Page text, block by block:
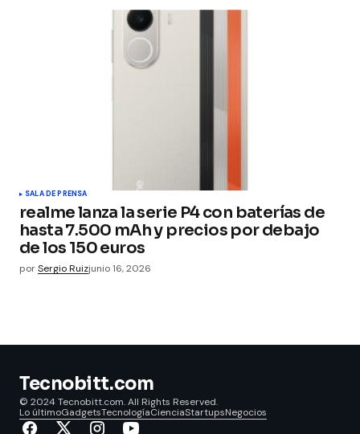
SALA DE PRENSA
realme lanza la serie P4 con baterías de
hasta 7.500 mAh y precios por debajo
de los 150 euros
porSergio Ruizjunio 16, 2026
Tecnobitt.com
© 2024 Tecnobitt.com. All Rights Reserved.
Lo últimoGadgetsTecnologíaCienciaStartupsNegocios